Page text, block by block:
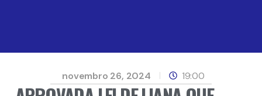
novembro 26, 2024 19:00